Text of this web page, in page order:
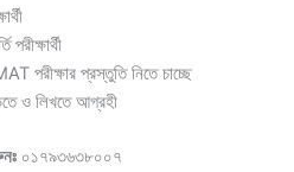
পরীক্ষার প্রস্তুতি নিতে চাচ্ছে
ও লিখতে আগ্রহী
০১৭৯৩৬৩৮০০৭